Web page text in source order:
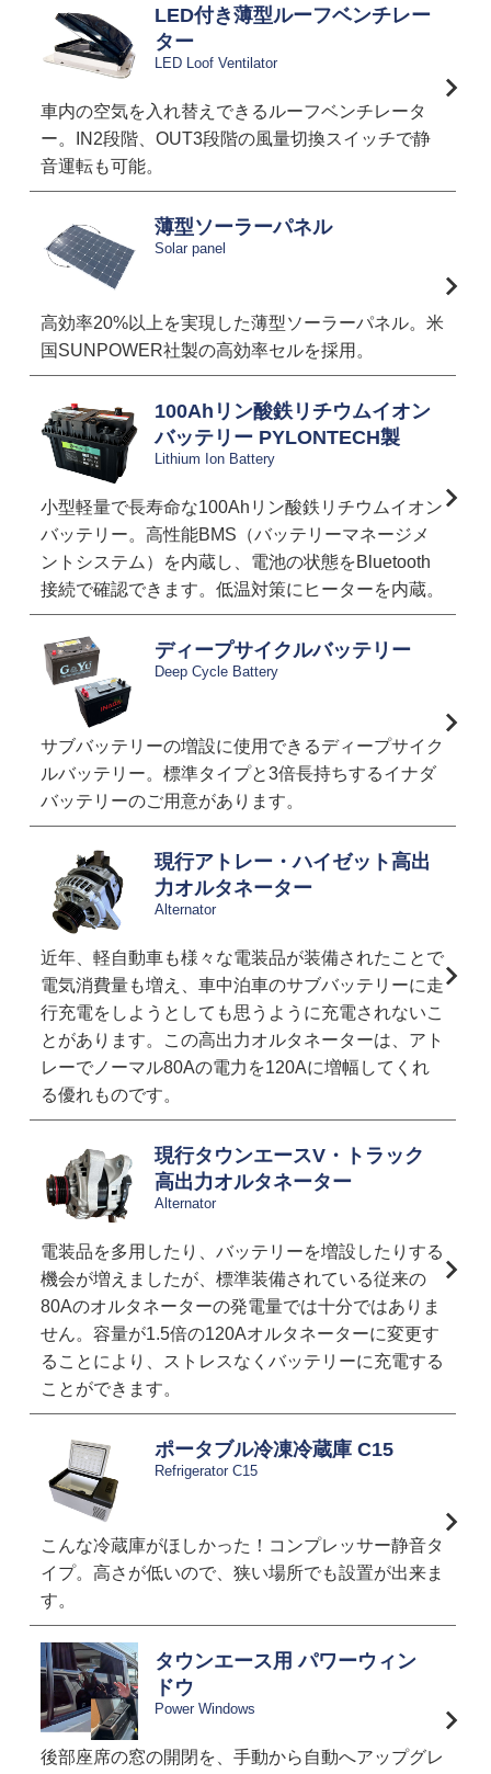
LED付き薄型ルーフベンチレー
ター
LED Loof Ventilator
車内の空気を入れ替えできるルーフベンチレータ
ー。IN2段階、OUT3段階の風量切換スイッチで静
音運転も可能。
薄型ソーラーパネル
Solar panel
高効率20%以上を実現した薄型ソーラーパネル。米
国SUNPOWER社製の高効率セルを採用。
100Ahリン酸鉄リチウムイオン
バッテリー PYLONTECH製
Lithium Ion Battery
小型軽量で長寿命な100Ahリン酸鉄リチウムイオン
バッテリー。高性能BMS（バッテリーマネージメ
ントシステム）を内蔵し、電池の状態をBluetooth
接続で確認できます。低温対策にヒーターを内蔵。
ディープサイクルバッテリー
Deep Cycle Battery
サブバッテリーの増設に使用できるディープサイク
ルバッテリー。標準タイプと3倍長持ちするイナダ
バッテリーのご用意があります。
現行アトレー・ハイゼット高出
力オルタネーター
Alternator
近年、軽自動車も様々な電装品が装備されたことで
電気消費量も増え、車中泊車のサブバッテリーに走
行充電をしようとしても思うように充電されないこ
とがあります。この高出力オルタネーターは、アト
レーでノーマル80Aの電力を120Aに増幅してくれ
る優れものです。
現行タウンエースV・トラック
高出力オルタネーター
Alternator
電装品を多用したり、バッテリーを増設したりする
機会が増えましたが、標準装備されている従来の
80Aのオルタネーターの発電量では十分ではありま
せん。容量が1.5倍の120Aオルタネーターに変更す
ることにより、ストレスなくバッテリーに充電する
ことができます。
ポータブル冷凍冷蔵庫 C15
Refrigerator C15
こんな冷蔵庫がほしかった！コンプレッサー静音タ
イプ。高さが低いので、狭い場所でも設置が出来ま
す。
タウンエース用 パワーウィン
ドウ
Power Windows
後部座席の窓の開閉を、手動から自動へアップグレ